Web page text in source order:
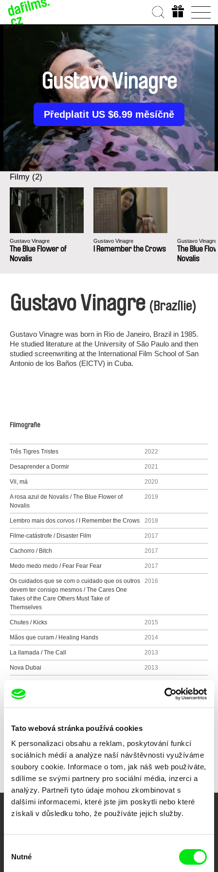
Tato webová stránka používá cookies
K personalizaci obsahu a reklam, poskytování funkcí
sociálních médií a analýze naší návštěvnosti využíváme
soubory cookie. Informace o tom, jak náš web používáte,
sdílíme se svými partnery pro sociální média, inzerci a
analýzy. Partneři tyto údaje mohou zkombinovat s
dalšími informacemi, které jste jim poskytli nebo které
získali v důsledku toho, že používáte jejich služby.
souhlasu
Nutné
Gustavo Vinagre
Předplatit US $6.99 měsíčně
Filmy (2)
Gustavo Vinagre
The Blue Flower of
Novalis
Gustavo Vinagre
I Remember the Crows
Gustavo Vinagre
The Blue
Novalis
Gustavo Vinagre (Brazílie)
Gustavo Vinagre was born in Rio de Janeiro, Brazil in 1985.
He studied literature at the University of São Paulo and then
studied screenwriting at the International Film School of San
Antonio de los Baños (EICTV) in Cuba.
Filmografie
Três Tigres Tristes 2022
Desaprender a Dormir 2021
Vil, má 2020
A rosa azul de Novalis / The Blue Flower of
Novalis
2019
Lembro mais dos corvos / I Remember the Crows 2018
Filme-catástrofe / Disaster Film 2017
Cachorro / Bitch 2017
Medo medo medo / Fear Fear Fear 2017
Os cuidados que se com o cuidado que os outros
devem ter consigo mesmos / The Cares One
Takes of the Care Others Must Take of
Themselves
2016
Chutes / Kicks 2015
Mãos que curam / Healing Hands 2014
La llamada / The Call 2013
Nova Dubai 2013
Všichni režiséři
Vaše online
dokumentární kino